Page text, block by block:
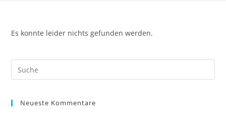
Es konnte leider nichts gefunden werden.
Neueste Kommentare